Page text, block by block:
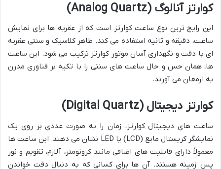
کوارتز آنالوگ (Analog Quartz)
این رایج ترین نوع ساعت کوارتز است که از عقربه ها برای نمایش
ساعت، دقیقه و ثانیه استفاده می کند. ظاهر کلاسیک و سنتی عقربه
ای با دقت و نگهداری آسان موتور کوارتز ترکیب می شود. این ساعت
ها، همان حس و حال ساعت های سنتی را با تکیه بر فناوری مدرن
به ارمغان می آورند.
کوارتز دیجیتال (Digital Quartz)
ساعت های دیجیتال کوارتز، زمان را به صورت عددی بر روی یک
نمایشگر کریستال مایع (LCD) یا LED نشان می دهند. این ساعت ها
معمولاً دارای قابلیت های اضافی مانند کرونومتر، آلارم، تقویم و نور
پس زمینه هستند. آن ها برای کسانی که به دنبال دقت خواندن